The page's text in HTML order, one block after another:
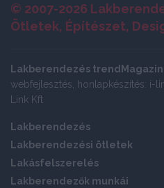
© 2007-2026
Ötletek, Építészet,
Lakberendezés
webfejlesztés, honlapkészítés: i-
Link Kft
Lakberendezés
Lakberendezési ötletek
Lakásfelszerelés
Lakberendezők munkái